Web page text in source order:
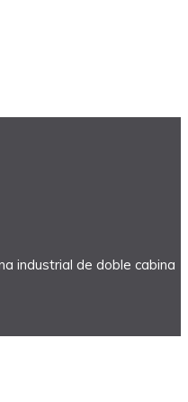
industrial de doble cabina